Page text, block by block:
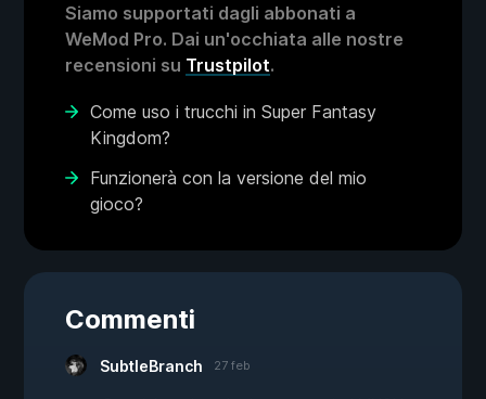
Siamo supportati dagli abbonati a
WeMod Pro. Dai un'occhiata alle nostre
recensioni su Trustpilot.
Come uso i trucchi in Super Fantasy
Kingdom?
Funzionerà con la versione del mio
gioco?
Commenti
SubtleBranch 27 feb